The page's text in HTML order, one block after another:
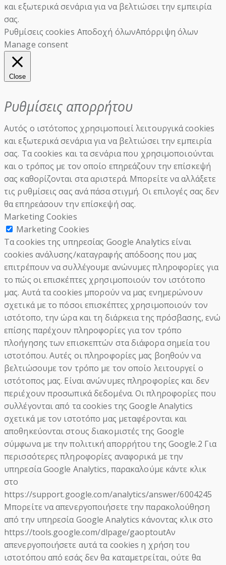
και εξωτερικά σενάρια για να βελτιώσει την εμπειρία
σας.
Ρυθμίσεις cookies Αποδοχή όλωνΑπόρριψη όλων
Manage consent
Close
Ρυθμίσεις απορρήτου
Αυτός ο ιστότοπος χρησιμοποιεί λειτουργικά cookies
και εξωτερικά σενάρια για να βελτιώσει την εμπειρία
σας. Τα cookies και τα σενάρια που χρησιμοποιούνται
και ο τρόπος με τον οποίο επηρεάζουν την επίσκεψή
σας καθορίζονται στα αριστερά. Μπορείτε να αλλάξετε
τις ρυθμίσεις σας ανά πάσα στιγμή. Οι επιλογές σας δεν
θα επηρεάσουν την επίσκεψή σας.
Marketing Cookies
Marketing Cookies
Τα cookies της υπηρεσίας Google Analytics είναι
cookies ανάλυσης/καταγραφής απόδοσης που μας
επιτρέπουν να συλλέγουμε ανώνυμες πληροφορίες για
το πώς οι επισκέπτες χρησιμοποιούν τον ιστότοπο
μας. Αυτά τα cookies μπορούν να μας ενημερώνουν
σχετικά με το πόσοι επισκέπτες χρησιμοποιούν τον
ιστότοπο, την ώρα και τη διάρκεια της πρόσβασης, ενώ
επίσης παρέχουν πληροφορίες για τον τρόπο
πλοήγησης των επισκεπτών στα διάφορα σημεία του
ιστοτόπου. Αυτές οι πληροφορίες μας βοηθούν να
βελτιώσουμε τον τρόπο με τον οποίο λειτουργεί ο
ιστότοπος μας. Είναι ανώνυμες πληροφορίες και δεν
περιέχουν προσωπικά δεδομένα. Οι πληροφορίες που
συλλέγονται από τα cookies της Google Analytics
σχετικά με τον ιστοτόπο μας μεταφέρονται και
αποθηκεύονται στους διακομιστές της Google
σύμφωνα με την πολιτική απορρήτου της Google.2 Για
περισσότερες πληροφορίες αναφορικά με την
υπηρεσία Google Analytics, παρακαλούμε κάντε κλικ
στο
https://support.google.com/analytics/answer/6004245
Μπορείτε να απενεργοποιήσετε την παρακολούθηση
από την υπηρεσία Google Analytics κάνοντας κλικ στο
https://tools.google.com/dlpage/gaoptoutΑν
απενεργοποιήσετε αυτά τα cookies η χρήση του
ιστοτόπου από εσάς δεν θα καταμετρείται, ούτε θα